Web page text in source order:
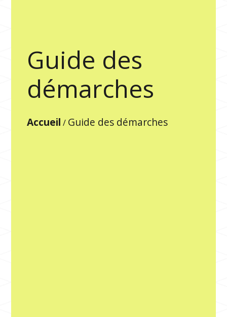
Guide des
démarches
Accueil / Guide des démarches